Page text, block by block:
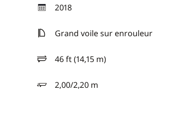
2018
année
Grand voile sur enrouleur
46 ft (14,15 m)
longueur
2,00/2,20 m
tirant d'eau